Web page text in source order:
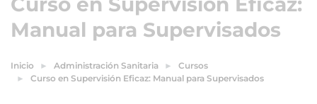
Manual para Supervisados
Inicio Administración Sanitaria
Cursos
Curso en Supervisión Eficaz: Manual para Supervisados